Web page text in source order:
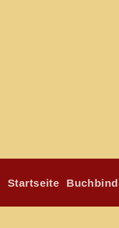
Startseite